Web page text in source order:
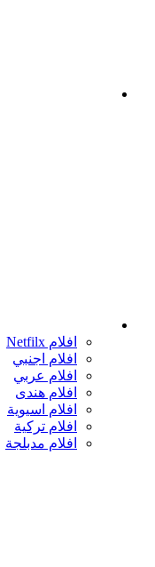
افلام Netfilx
افلام اجنبي
افلام عربي
افلام هندى
افلام اسيوية
افلام تركية
افلام مدبلجة